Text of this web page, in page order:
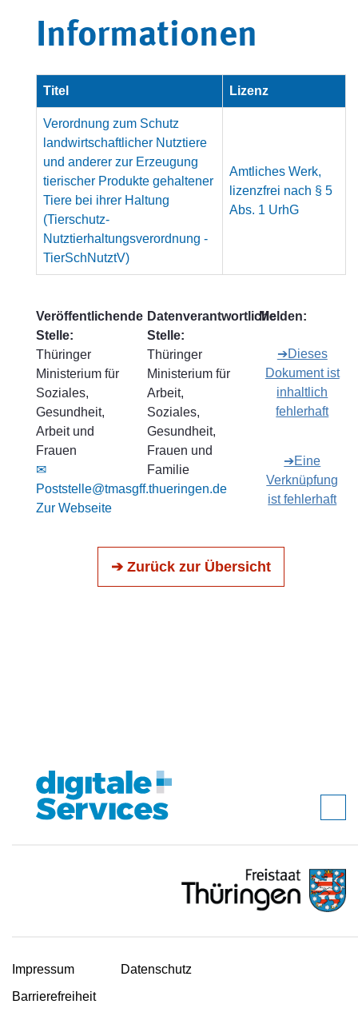
Informationen
Titel Lizenz
Verordnung zum Schutz
landwirtschaftlicher Nutztiere
und anderer zur Erzeugung
tierischer Produkte gehaltener
Tiere bei ihrer Haltung
(Tierschutz-
Nutztierhaltungsverordnung -
TierSchNutztV)
Amtliches Werk,
lizenzfrei nach § 5
Abs. 1 UrhG
Veröffentlichende
Stelle:
Thüringer
Ministerium für
Soziales,
Gesundheit,
Arbeit und
Frauen
✉
Poststelle@tmasgff.thueringen.de
Zur Webseite
Datenverantwortliche
Stelle:
Thüringer
Ministerium für
Arbeit,
Soziales,
Gesundheit,
Frauen und
Familie
Melden:
➔Dieses
Dokument ist
inhaltlich
fehlerhaft
➔Eine
Verknüpfung
ist fehlerhaft
➔ Zurück zur Übersicht
Impressum
Datenschutz
Barrierefreiheit